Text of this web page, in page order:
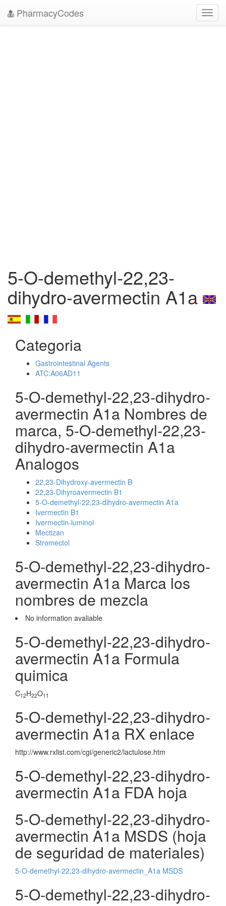
PharmacyCodes
5-O-demethyl-22,23-
dihydro-avermectin A1a
Categoria
Gastrointestinal Agents
ATC:A06AD11
5-O-demethyl-22,23-dihydro-
avermectin A1a Nombres de
marca, 5-O-demethyl-22,23-
dihydro-avermectin A1a
Analogos
22,23-Dihydroxy-avermectin B
22,23-Dihyroavermectin B1
5-O-demethyl-22,23-dihydro-avermectin A1a
Ivermectin B1
Ivermectin-luminol
Mectizan
Stromectol
5-O-demethyl-22,23-dihydro-
avermectin A1a Marca los
nombres de mezcla
No information avaliable
5-O-demethyl-22,23-dihydro-
avermectin A1a Formula
quimica
C12H22O11
5-O-demethyl-22,23-dihydro-
avermectin A1a RX enlace
http://www.rxlist.com/cgi/generic2/lactulose.htm
5-O-demethyl-22,23-dihydro-
avermectin A1a FDA hoja
5-O-demethyl-22,23-dihydro-
avermectin A1a MSDS (hoja
de seguridad de materiales)
5-O-demethyl-22,23-dihydro-avermectin_A1a MSDS
5-O-demethyl-22,23-dihydro-